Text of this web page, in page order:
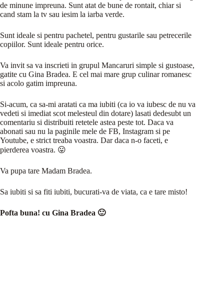
de minune impreuna. Sunt atat de bune de rontait, chiar si
cand stam la tv sau iesim la iarba verde.
Sunt ideale si pentru pachetel, pentru gustarile sau petrecerile
copiilor. Sunt ideale pentru orice.
Va invit sa va inscrieti in grupul Mancaruri simple si gustoase,
gatite cu Gina Bradea. E cel mai mare grup culinar romanesc
si acolo gatim impreuna.
Si-acum, ca sa-mi aratati ca ma iubiti (ca io va iubesc de nu va
vedeti si imediat scot melesteul din dotare) lasati dedesubt un
comentariu si distribuiti retetele astea peste tot. Daca va
abonati sau nu la paginile mele de FB, Instagram si pe
Youtube, e strict treaba voastra. Dar daca n-o faceti, e
pierderea voastra. 😛
Va pupa tare Madam Bradea.
Sa iubiti si sa fiti iubiti, bucurati-va de viata, ca e tare misto!
Pofta buna! cu Gina Bradea 🙂